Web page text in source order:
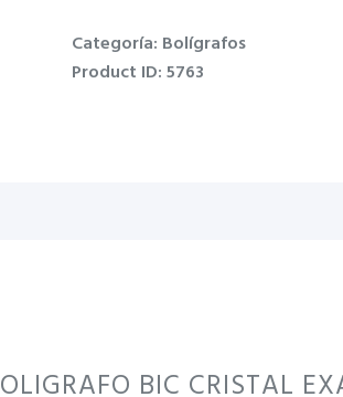
Categoría: Bolígrafos
Product ID:5763
BIC CRISTAL